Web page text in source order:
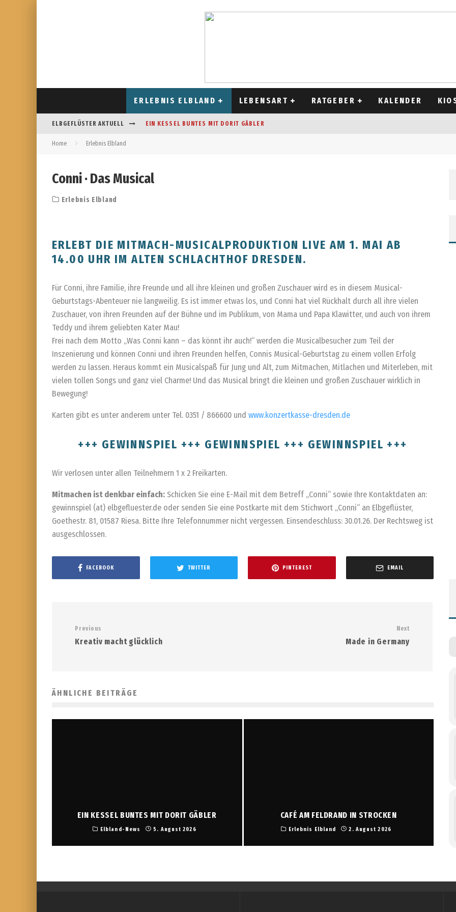
ERLEBNIS ELBLAND LEBENSART RATGEBER KALENDER
ELBGEFLÜSTER AKTUELL EIN KESSEL BUNTES MIT DORIT GÄBLER
FREIZEITSPASS FÜR JUNG UND ALT
Home Erlebnis Elbland
Conni · Das Musical
Erlebnis Elbland
ERLEBT DIE MITMACH-MUSICALPRODUKTION LIVE AM 1. MAI AB
14.00 UHR IM ALTEN SCHLACHTHOF DRESDEN.
Für Conni, ihre Familie, ihre Freunde und all ihre kleinen und großen Zuschauer wird es in diesem Musical-
Geburtstags-Abenteuer nie langweilig. Es ist immer etwas los, und Conni hat viel Rückhalt durch all ihre vielen
Zuschauer, von ihren Freunden auf der Bühne und im Publikum, von Mama und Papa Klawitter, und auch von ihrem
Teddy und ihrem geliebten Kater Mau!
Frei nach dem Motto „Was Conni kann – das könnt ihr auch!“ werden die Musicalbesucher zum Teil der
Inszenierung und können Conni und ihren Freunden helfen, Connis Musical-Geburtstag zu einem vollen Erfolg
werden zu lassen. Heraus kommt ein Musicalspaß für Jung und Alt, zum Mitmachen, Mitlachen und Miterleben, mit
vielen tollen Songs und ganz viel Charme! Und das Musical bringt die kleinen und großen Zuschauer wirklich in
Bewegung!
Karten gibt es unter anderem unter Tel. 0351 / 866600 und www.konzertkasse-dresden.de
+++ GEWINNSPIEL +++ GEWINNSPIEL +++ GEWINNSPIEL +++
Wir verlosen unter allen Teilnehmern 1 x 2 Freikarten.
Mitmachen ist denkbar einfach: Schicken Sie eine E-Mail mit dem Betreff „Conni“ sowie Ihre Kontaktdaten an:
gewinnspiel (at) elbgefluester.de oder senden Sie eine Postkarte mit dem Stichwort „Conni“ an Elbgeflüster,
Goethestr. 81, 01587 Riesa. Bitte Ihre Telefonnummer nicht vergessen. Einsendeschluss: 30.01.26. Der Rechtsweg ist
ausgeschlossen.
FACEBOOK TWITTER PINTEREST EMAIL
Previous
Kreativ macht glücklich
Next
Made in Germany
ÄHNLICHE BEITRÄGE
EIN KESSEL BUNTES MIT DORIT GÄBLER
Elbland-News 5. August 2026
CAFÉ AM FELDRAND IN STROCKEN
Erlebnis Elbland 2. August 2026